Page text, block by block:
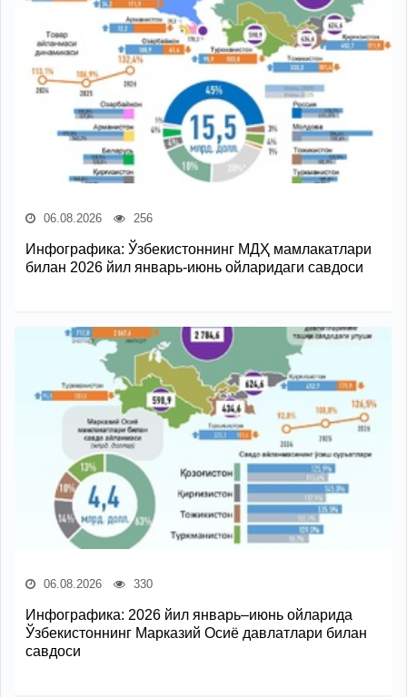
06.08.2026 256
Инфографика: Ўзбекистоннинг МДҲ мамлакатлари
билан 2026 йил январь-июнь ойларидаги савдоси
06.08.2026 330
Инфографика: 2026 йил январь–июнь ойларида
Ўзбекистоннинг Марказий Осиё давлатлари билан
савдоси